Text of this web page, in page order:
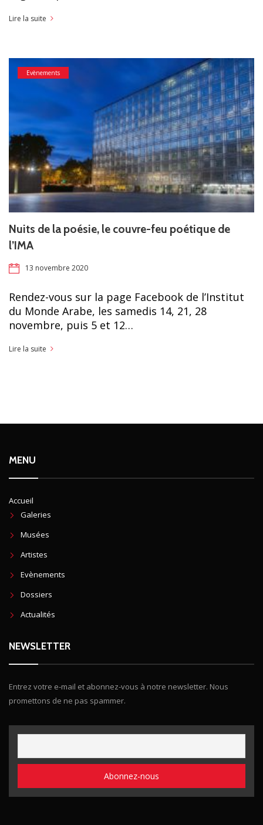
Lire la suite
Evènements
Nuits de la poésie, le couvre-feu poétique de
l’IMA
13 novembre 2020
Rendez-vous sur la page Facebook de l’Institut
du Monde Arabe, les samedis 14, 21, 28
novembre, puis 5 et 12…
Lire la suite
MENU
Accueil
Galeries
Musées
Artistes
Evènements
Dossiers
Actualités
NEWSLETTER
Entrez votre e-mail et abonnez-vous à notre newsletter. Nous
promettons de ne pas spammer.